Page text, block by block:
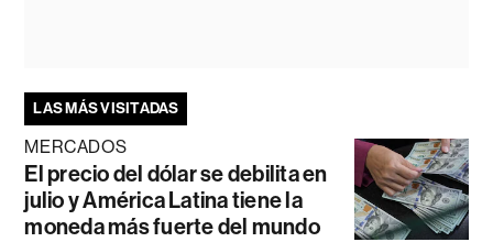
LAS MÁS VISITADAS
MERCADOS
El precio del dólar se debilita en
julio y América Latina tiene la
moneda más fuerte del mundo